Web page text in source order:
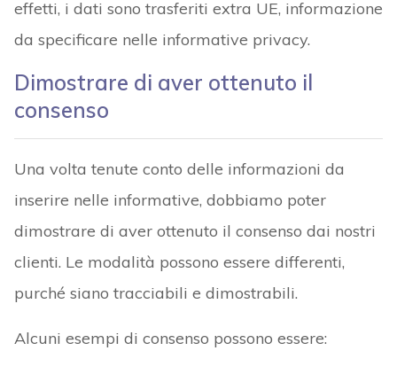
effetti, i dati sono trasferiti extra UE, informazione
da specificare nelle informative privacy.
Dimostrare di aver ottenuto il
consenso
Una volta tenute conto delle informazioni da
inserire nelle informative, dobbiamo poter
dimostrare di aver ottenuto il consenso dai nostri
clienti. Le modalità possono essere differenti,
purché siano tracciabili e dimostrabili.
Alcuni esempi di consenso possono essere: